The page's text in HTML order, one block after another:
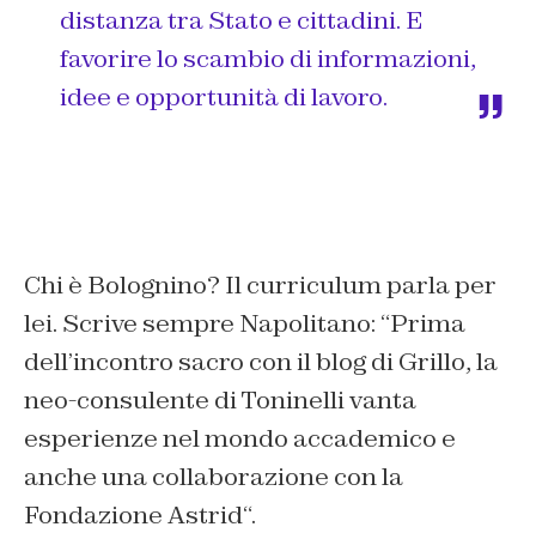
distanza tra Stato e cittadini. E
favorire lo scambio di informazioni,
idee e opportunità di lavoro.
Chi è Bolognino? Il curriculum parla per
lei. Scrive sempre Napolitano: “Prima
dell’incontro sacro con il blog di Grillo, la
neo-consulente di Toninelli vanta
esperienze nel mondo accademico e
anche una collaborazione con la
Fondazione Astrid“.